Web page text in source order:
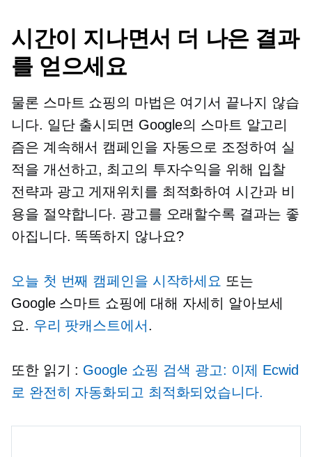
시간이 지나면서 더 나은 결과
를 얻으세요
물론 스마트 쇼핑의 마법은 여기서 끝나지 않습
니다. 일단 출시되면 Google의 스마트 알고리
즘은 계속해서 캠페인을 자동으로 조정하여 실
적을 개선하고, 최고의 투자수익을 위해 입찰
전략과 광고 게재위치를 최적화하여 시간과 비
용을 절약합니다. 광고를 오래할수록 결과는 좋
아집니다. 똑똑하지 않나요?
오늘 첫 번째 캠페인을 시작하세요 또는
Google 스마트 쇼핑에 대해 자세히 알아보세
요. 우리 팟캐스트에서 .
또한 읽기 : Google 쇼핑 검색 광고: 이제 Ecwid
로 완전히 자동화되고 최적화되었습니다.